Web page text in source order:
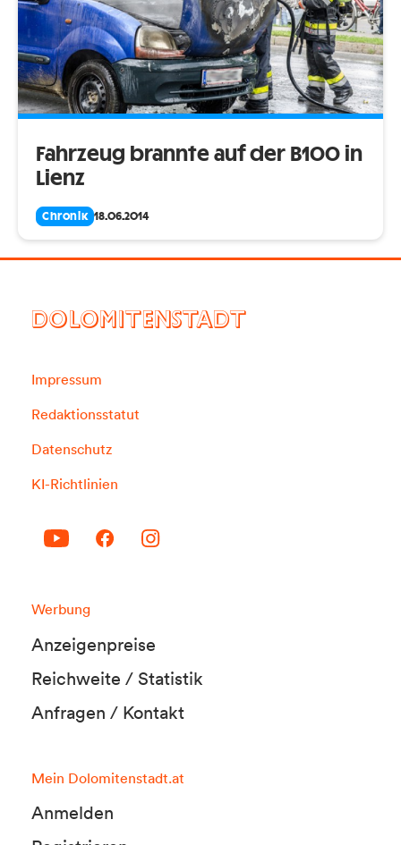
Fahrzeug brannte auf der B100 in
Lienz
Chronik 18.06.2014
DOLOMITENSTADT
Impressum
Redaktionsstatut
Datenschutz
KI-Richtlinien
Werbung
Anzeigenpreise
Reichweite / Statistik
Anfragen / Kontakt
Mein Dolomitenstadt.at
Anmelden